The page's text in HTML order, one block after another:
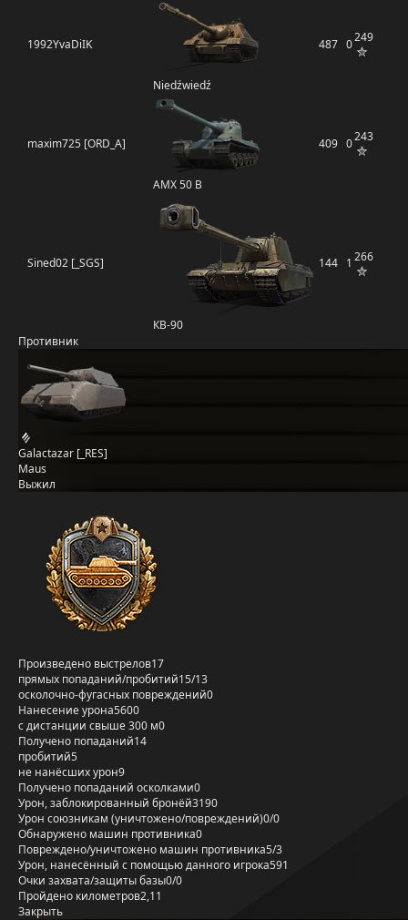
1992YvaDiIK
Niedźwiedź
487 0249
maxim725 [ORD_A]
AMX 50 B
409 0243
Sined02 [_SGS]
КВ-90
144 1 266
Противник
Galactazar [_RES]
Maus
Выжил
Произведено выстрелов17
прямых попаданий/пробитий15/13
осколочно-фугасных повреждений0
Нанесение урона5600
с дистанции свыше 300 м0
Получено попаданий14
пробитий5
не нанёсших урон9
Получено попаданий осколками0
Урон, заблокированный бронёй3190
Урон союзникам (уничтожено/повреждений)0/0
Обнаружено машин противника0
Повреждено/уничтожено машин противника5/3
Урон, нанесённый с помощью данного игрока591
Очки захвата/защиты базы0/0
Пройдено километров2,11
Закрыть